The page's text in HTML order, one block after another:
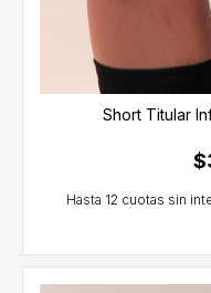
Short Titular